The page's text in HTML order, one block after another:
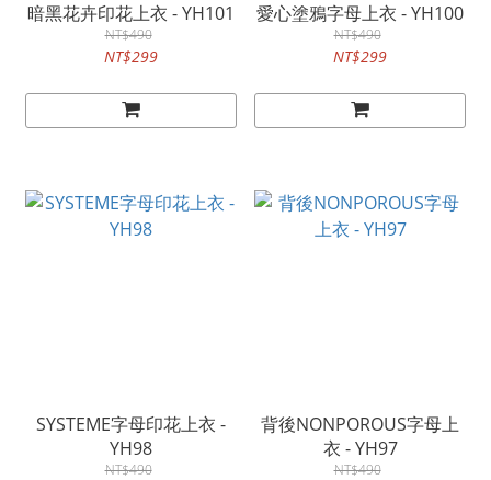
暗黑花卉印花上衣 - YH101
NT$490
NT$299
愛心塗鴉字母上衣 - YH100
NT$490
NT$299
SYSTEME字母印花上衣 -
YH98
NT$490
背後NONPOROUS字母上
衣 - YH97
NT$490